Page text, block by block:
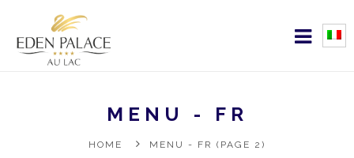
MENU - FR
HOME MENU - FR (PAGE 2)